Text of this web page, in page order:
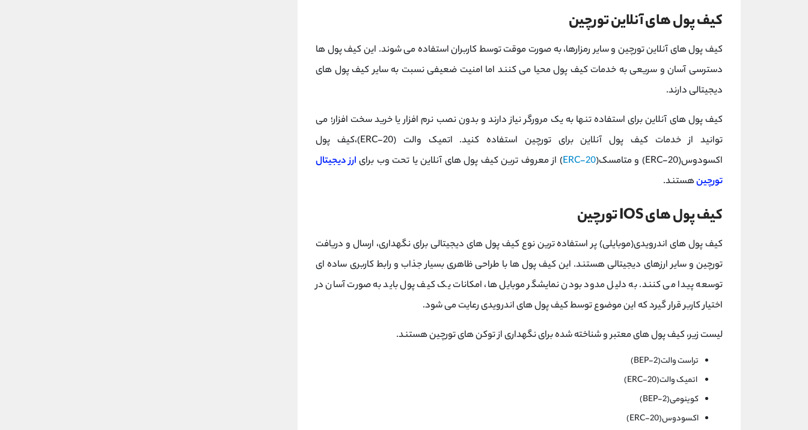
کیف پول های آنلاین تورچین
کیف پول های آنلاین تورچین و سایر رمزارها، به صورت موقت توسط کاربران استفاده می شوند. این کیف پول ها
دسترسی آسان و سریعی به خدمات کیف پول محیا می کنند اما امنیت ضعیفی نسبت به سایر کیف پول های
دیجیتالی دارند.
کیف پول های آنلاین برای استفاده تنها به یک مرورگر نیاز دارند و بدون نصب نرم افزار یا خرید سخت افزار؛ می
توانید از خدمات کیف پول آنلاین برای تورچین استفاده کنید. اتمیک والت (ERC-20)،کیف پول
اکسودوس(ERC-20) و متامسک(
ERC-20) از معروف ترین کیف پول های آنلاین یا تحت وب برای ارز دیجیتال
تورچینهستند.
کیف پول های IOS تورچین
کیف پول های اندرویدی(موبایلی) پر استفاده ترین نوع کیف پول های دیجیتالی برای نگهداری، ارسال و دریافت
تورچین و سایر ارزهای دیجیتالی هستند. این کیف پول ها با طراحی ظاهری بسیار جذاب و رابط کاربری ساده ای
توسعه پیدا می کنند. به دلیل مدود بودن نمایشگر موبایل ها، امکانات یک کیف پول باید به صورت آسان در
اختیار کاربر قرار گیرد که این موضوع توسط کیف پول های اندرویدی رعایت می شود.
لیست زیر، کیف پول های معتبر و شناخته شده برای نگهداری از توکن های تورچین هستند.
تراست والت(BEP-2)
اتمیک والت(ERC-20)
کوینومی(BEP-2)
اکسودوس(ERC-20)